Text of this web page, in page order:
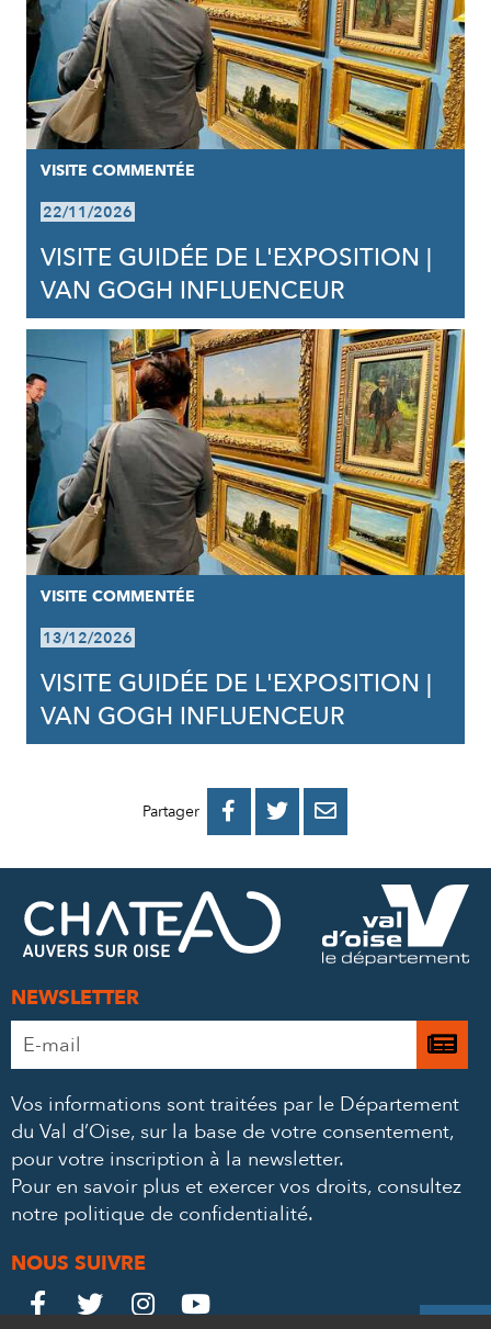
VISITE COMMENTÉE
22/11/2026
VISITE GUIDÉE DE L'EXPOSITION |
VAN GOGH INFLUENCEUR
VISITE COMMENTÉE
13/12/2026
VISITE GUIDÉE DE L'EXPOSITION |
VAN GOGH INFLUENCEUR
Partager 
PARTAGER
FACEBOOK
PARTAGER
PARTAGER
MAIL
NEWSLETTER
Adresse
e-
*
Je
à
Vos informations sont traitées par le Département
du Val d’Oise, sur la base de votre consentement,
pour votre inscription à la newsletter.
Pour en savoir plus et exercer vos droits, consultez
notre politique de confidentialité.
NOUS SUIVRE
Le
 Le
 Le
 Le
